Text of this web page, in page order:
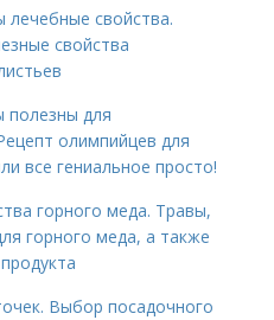
лечебные свойства.
свойства
полезны для
олимпийцев для
все гениальное просто!
горного меда. Травы,
горного меда, а также
Выбор посадочного